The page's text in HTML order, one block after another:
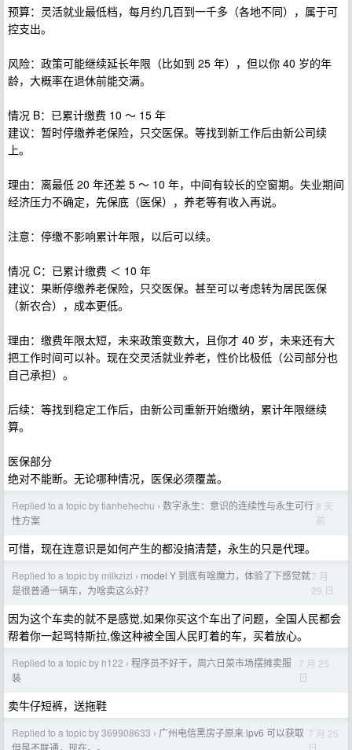
预算：灵活就业最低档，每月约几百到一千多（各地不同），属于可
控支出。
风险：政策可能继续延长年限（比如到 25 年），但以你 40 岁的年
龄，大概率在退休前能交满。
情况 B：已累计缴费 10 ～ 15 年
建议：暂时停缴养老保险，只交医保。等找到新工作后由新公司续
上。
理由：离最低 20 年还差 5 ～ 10 年，中间有较长的空窗期。失业期间
经济压力不确定，先保底（医保），养老等有收入再说。
注意：停缴不影响累计年限，以后可以续。
情况 C：已累计缴费 ＜ 10 年
建议：果断停缴养老保险，只交医保。甚至可以考虑转为居民医保
（新农合），成本更低。
理由：缴费年限太短，未来政策变数大，且你才 40 岁，未来还有大
把工作时间可以补。现在交灵活就业养老，性价比极低（公司部分也
自己承担）。
后续：等找到稳定工作后，由新公司重新开始缴纳，累计年限继续
算。
医保部分
绝对不能断。无论哪种情况，医保必须覆盖。
Replied to a topic by tianhehechu › 数字永生：意识的连续性与永生可行
性方案
8 天
前
可惜，现在连意识是如何产生的都没搞清楚，永生的只是代理。
Replied to a topic by milkzizi › model Y 到底有啥魔力，体验了下感觉就
是很普通一辆车，为啥卖这么好？
7 月
29 日
因为这个车卖的就不是感觉,如果你买这个车出了问题，全国人民都会
帮着你一起骂特斯拉,像这种被全国人民盯着的车，买着放心。
Replied to a topic by h122 › 程序员不好干，周六日菜市场摆摊卖服
装
7 月 25
日
卖牛仔短裤，送拖鞋
Replied to a topic by 369908633 › 广州电信黑房子原来 ipv6 可以获取
但是不联通，现在。。
7 月 25
日